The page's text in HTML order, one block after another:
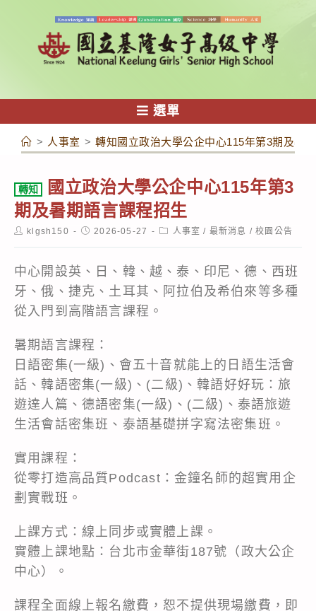
容
選單
> 人事室 > 轉知國立政治大學公企中心115年第3期及暑
轉知
國立政治大學公企中心115年第3
期及暑期語言課程招生
Postklgsh150
Post2026-05-27
Post人事室 / 最新消息 / 校園公告
中心開設英、日、韓、越、泰、印尼、德、西班
牙、俄、捷克、土耳其、阿拉伯及希伯來等多種
從入門到高階語言課程。
暑期語言課程：
日語密集(一級)、會五十音就能上的日語生活會
話、韓語密集(一級)、(二級)、韓語好好玩：旅
遊達人篇、德語密集(一級)、(二級)、泰語旅遊
生活會話密集班、泰語基礎拼字寫法密集班。
實用課程：
從零打造高品質Podcast：金鐘名師的超實用企
劃實戰班。
上課方式：線上同步或實體上課。
實體上課地點：台北市金華街187號（政大公企
中心）。
課程全面線上報名繳費，恕不提供現場繳費，即